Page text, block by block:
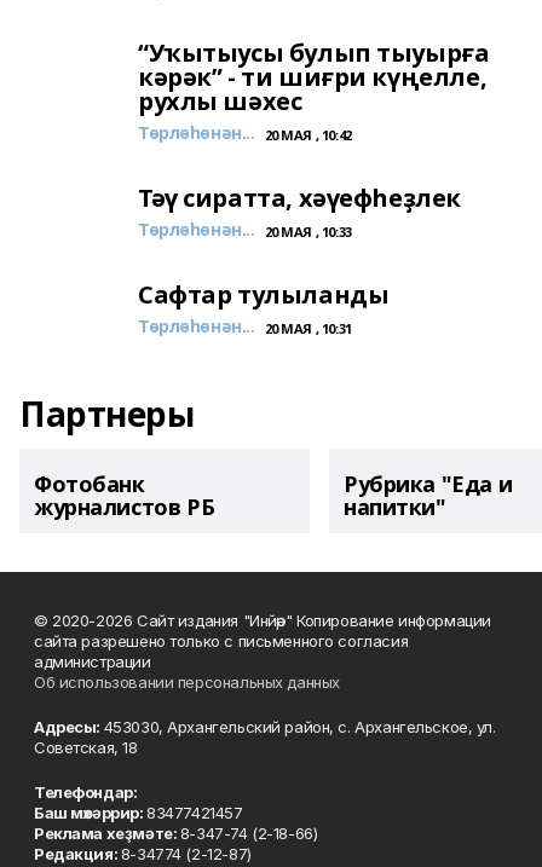
“Уҡытыусы булып тыуырға
кәрәк” - ти шиғри күңелле,
рухлы шәхес
Төрлөһөнән... 20 МАЯ , 10:42
Тәү сиратта, хәүефһеҙлек
Төрлөһөнән... 20 МАЯ , 10:33
Сафтар тулыланды
Төрлөһөнән... 20 МАЯ , 10:31
Партнеры
Фотобанк
журналистов РБ
Рубрика "Еда и
напитки"
© 2020-2026 Сайт издания "Инйәр" Копирование информации
сайта разрешено только с письменного согласия
администрации
Об использовании персональных данных
Адресы: 453030, Архангельский район, с. Архангельское, ул.
Советская, 18
Телефондар:
Баш мөхәррир:83477421457
Реклама хеҙмәте:8-347-74 (2-18-66)
Редакция:8-34774 (2-12-87)